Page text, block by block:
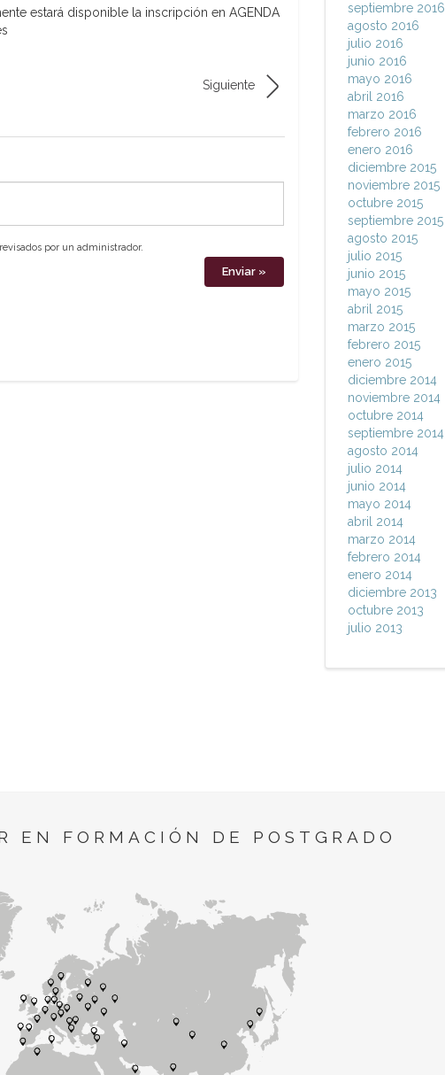
estará disponible la inscripción en AGENDA
Siguiente
por un administrador.
septiembre 2016
agosto 2016
julio 2016
junio 2016
mayo 2016
abril 2016
marzo 2016
febrero 2016
enero 2016
diciembre 2015
noviembre 2015
octubre 2015
septiembre 2015
agosto 2015
julio 2015
junio 2015
mayo 2015
abril 2015
marzo 2015
febrero 2015
enero 2015
diciembre 2014
noviembre 2014
octubre 2014
septiembre 2014
agosto 2014
julio 2014
junio 2014
mayo 2014
abril 2014
marzo 2014
febrero 2014
enero 2014
diciembre 2013
octubre 2013
julio 2013
EN FORMACIÓN DE POSTGRADO